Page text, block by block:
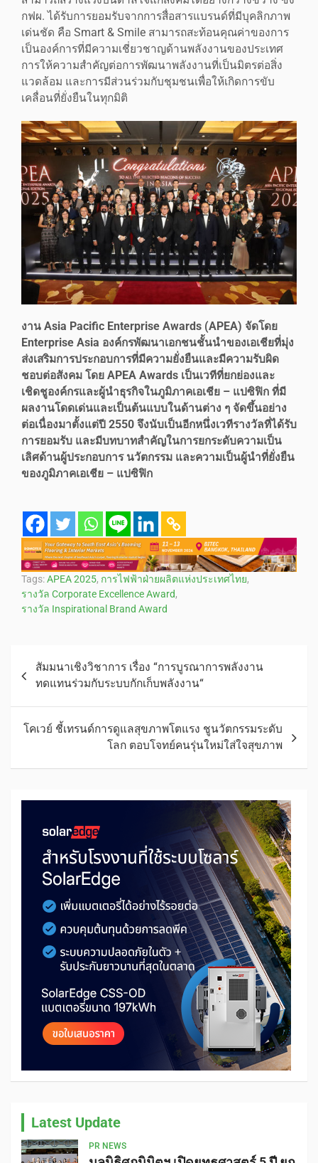
กฟผ. ได้รับการยอมรับจากการสื่อสารแบรนด์ที่มีบุคลิกภาพ
เด่นชัด คือ Smart & Smile สามารถสะท้อนคุณค่าของการ
เป็นองค์การที่มีความเชี่ยวชาญด้านพลังงานของประเทศ
การให้ความสำคัญต่อการพัฒนาพลังงานที่เป็นมิตรต่อสิ่ง
แวดล้อม และการมีส่วนร่วมกับชุมชนเพื่อให้เกิดการขับ
เคลื่อนที่ยั่งยืนในทุกมิติ
งาน Asia Pacific Enterprise Awards (APEA) จัดโดย
Enterprise Asia องค์กรพัฒนาเอกชนชั้นนำของเอเชียที่มุ่ง
ส่งเสริมการประกอบการที่มีความยั่งยืนและมีความรับผิด
ชอบต่อสังคม โดย APEA Awards เป็นเวทีที่ยกย่องและ
เชิดชูองค์กรและผู้นำธุรกิจในภูมิภาคเอเชีย – แปซิฟิก ที่มี
ผลงานโดดเด่นและเป็นต้นแบบในด้านต่าง ๆ จัดขึ้นอย่าง
ต่อเนื่องมาตั้งแต่ปี 2550 จึงนับเป็นอีกหนึ่งเวทีรางวัลที่ได้รับ
การยอมรับ และมีบทบาทสำคัญในการยกระดับความเป็น
เลิศด้านผู้ประกอบการ นวัตกรรม และความเป็นผู้นำที่ยั่งยืน
ของภูมิภาคเอเชีย – แปซิฟิก
Tags:APEA 2025, การไฟฟ้าฝ่ายผลิตแห่งประเทศไทย,
รางวัล Corporate Excellence Award,
รางวัล Inspirational Brand Award
สัมมนาเชิงวิชาการ เรื่อง “การบูรณาการพลังงาน
ทดแทนร่วมกับระบบกักเก็บพลังงาน“
โคเวย์ ชี้เทรนด์การดูแลสุขภาพโตแรง ชูนวัตกรรมระดับ
โลก ตอบโจทย์คนรุ่นใหม่ใส่ใจสุขภาพ
Latest Update
PR NEWS